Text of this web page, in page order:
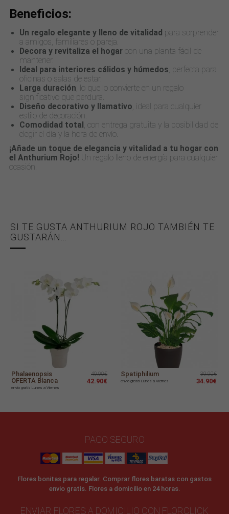
Beneficios:
Un regalo elegante y lleno de vitalidad para sorprender
a amigos, familiares o pareja.
Decora y revitaliza el hogar con una planta fácil de
mantener.
Ideal para interiores cálidos y húmedos, perfecta para
oficinas o salas de estar.
Larga duración, lo que lo convierte en un regalo
significativo que perdura.
Diseño decorativo y llamativo, ideal para cualquier
estilo de decoración.
Comodidad total , con entrega gratuita y la posibilidad de
elegir el día y la hora de envío.
¡Añade un toque de elegancia y vitalidad a tu hogar con
el Anthurium Rojo! Un regalo lleno de energía para cualquier
ocasión.
SI TE GUSTA ANTHURIUM ROJO TAMBIÉN TE
GUSTARÁN...
Phalaenopsis
OFERTA Blanca
envío gratis Lunes a Viernes
49.90€
42.90€
Spatiphilium
envío gratis Lunes a Viernes
39.90€
34.90€
PAGO SEGURO
Flores bonitas para regalar. Comprar flores baratas con gastos
envio gratis. Flores a domicilio en 24 horas.
ENVIAR FLORES A DOMICILIO CON FLORCLICK